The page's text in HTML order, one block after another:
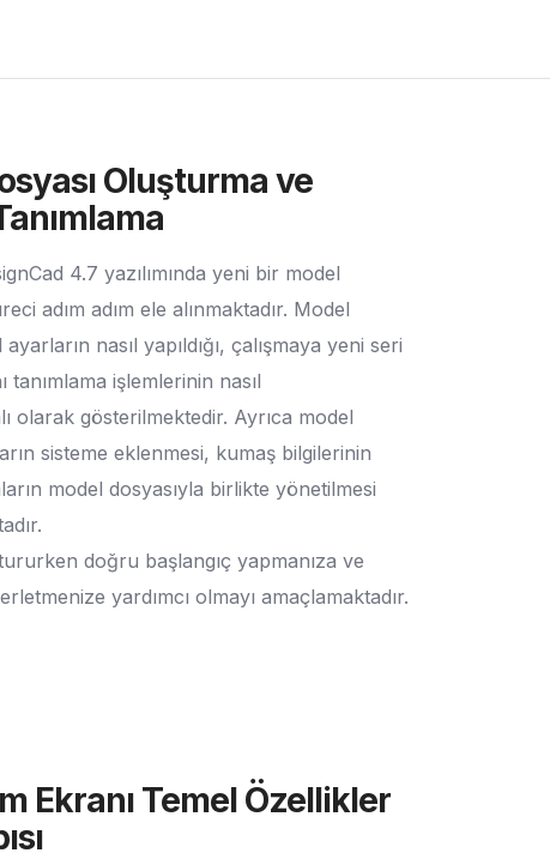
Oluşturma ve
4.7 yazılımında yeni bir model
adım adım ele alınmaktadır. Model
nasıl yapıldığı, çalışmaya yeni seri
tanımlama işlemlerinin nasıl
olarak gösterilmektedir. Ayrıca model
sisteme eklenmesi, kumaş bilgilerinin
model dosyasıyla birlikte yönetilmesi
doğru başlangıç yapmanıza ve
yardımcı olmayı amaçlamaktadır.
Ekranı Temel Özellikler